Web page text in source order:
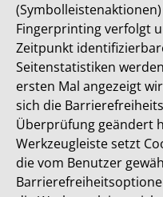
Fingerprinting verfolgt
Zeitpunkt
Seitenstatistiken
ersten Mal angezeigt
sich die
Überprüfung geändert
Werkzeugleiste setzt
die vom Benutzer